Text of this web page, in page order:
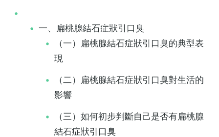
一、扁桃腺結石症狀引口臭
（一）扁桃腺結石症狀引口臭的典型表
現
（二）扁桃腺結石症狀引口臭對生活的
影響
（三）如何初步判斷自己是否有扁桃腺
結石症狀引口臭